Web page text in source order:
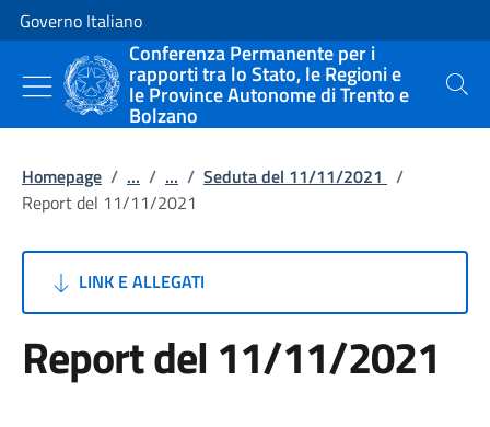
Vai al contenuto
Vai alla navigazione del sito
Governo Italiano
Conferenza Permanente per i
rapporti tra lo Stato, le Regioni e
le Province Autonome di Trento e
Bolzano
Cerca
Homepage / ... / ... / Seduta del 11/11/2021 /
Report del 11/11/2021
LINK E ALLEGATI
Report del 11/11/2021